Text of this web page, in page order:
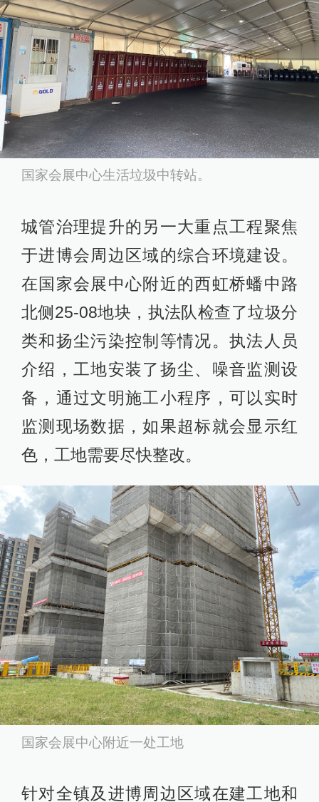
国家会展中心生活垃圾中转站。
城管治理提升的另一大重点工程聚焦
于进博会周边区域的综合环境建设。
在国家会展中心附近的西虹桥蟠中路
北侧25-08地块，执法队检查了垃圾分
类和扬尘污染控制等情况。执法人员
介绍，工地安装了扬尘、噪音监测设
备，通过文明施工小程序，可以实时
监测现场数据，如果超标就会显示红
色，工地需要尽快整改。
国家会展中心附近一处工地
针对全镇及进博周边区域在建工地和